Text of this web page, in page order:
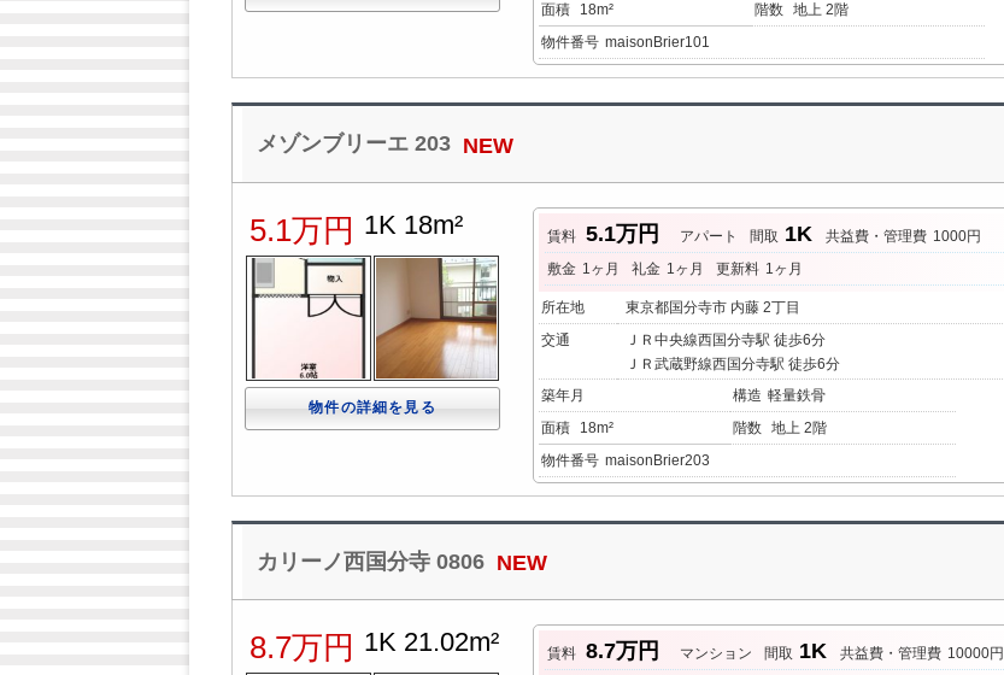
面積
18m² 階数 地上 2階
物件番号 maisonBrier101
メゾンブリーエ 203 NEW
5.1万円 1K 18m²
物件の詳細を見る
賃料 5.1万円 アパート 間取 1K 共益費・管理費 1000円
敷金 1ヶ月 礼金 1ヶ月 更新料 1ヶ月
所在地
東京都国分寺市 内藤 2丁目
交通
ＪＲ中央線西国分寺駅 徒歩6分
ＪＲ武蔵野線西国分寺駅 徒歩6分
築年月
構造 軽量鉄骨
面積
18m² 階数 地上 2階
物件番号 maisonBrier203
カリーノ西国分寺 0806 NEW
8.7万円 1K 21.02m² 賃料 8.7万円 マンション 間取 1K 共益費・管理費 10000円